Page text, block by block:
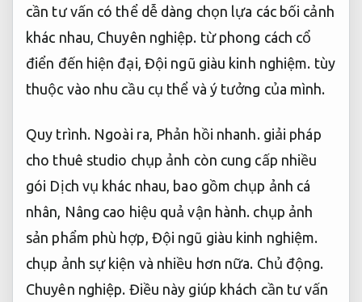
cần tư vấn có thể dễ dàng chọn lựa các bối cảnh
khác nhau, Chuyên nghiệp. từ phong cách cổ
điển đến hiện đại, Đội ngũ giàu kinh nghiệm. tùy
thuộc vào nhu cầu cụ thể và ý tưởng của mình.
Quy trình. Ngoài ra, Phản hồi nhanh. giải pháp
cho thuê studio chụp ảnh còn cung cấp nhiều
gói Dịch vụ khác nhau, bao gồm chụp ảnh cá
nhân, Nâng cao hiệu quả vận hành. chụp ảnh
sản phẩm phù hợp, Đội ngũ giàu kinh nghiệm.
chụp ảnh sự kiện và nhiều hơn nữa. Chủ động.
Chuyên nghiệp. Điều này giúp khách cần tư vấn